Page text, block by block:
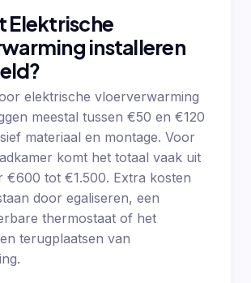
Elektrische
installeren
elektrische vloerverwarming
meestal tussen €50 en €120
materiaal en montage. Voor
komt het totaal vaak uit
€600 tot €1.500. Extra kosten
door egaliseren, een
thermostaat of het
terugplaatsen van